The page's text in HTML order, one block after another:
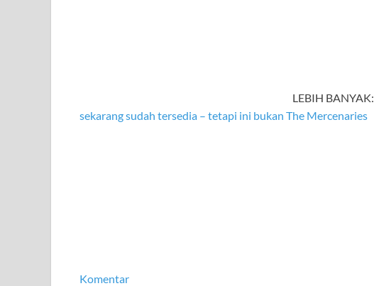
LEBIH BANYAK:
sekarang sudah tersedia – tetapi ini bukan The Mercenaries
Komentar